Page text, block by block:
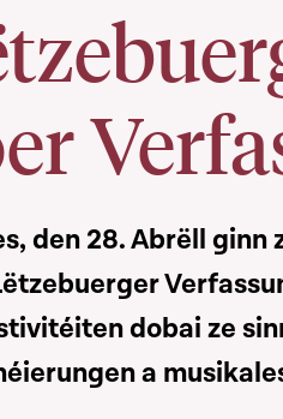
den 28. Abrëll
dobai ze
a